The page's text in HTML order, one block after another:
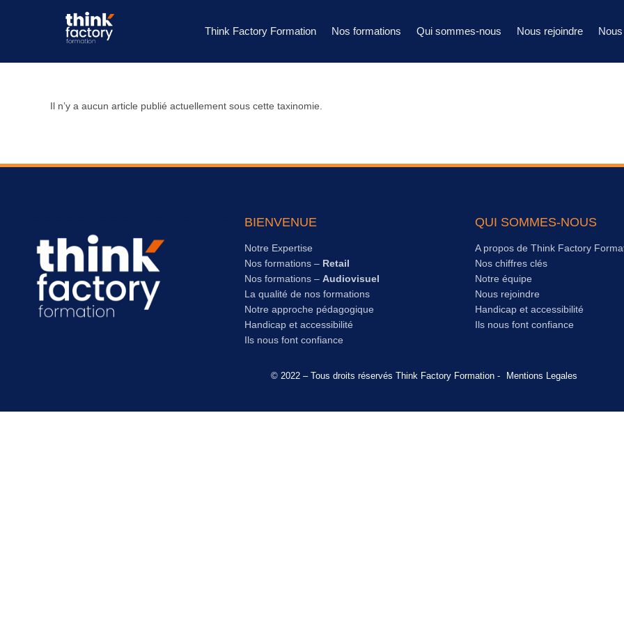
Think Factory Formation Nos formations Qui sommes-nous Nous rejoindre
Il n’y a aucun article publié actuellement sous cette taxinomie.
BIENVENUE
Notre Expertise
Nos formations – Retail
Nos formations – Audiovisuel
La qualité de nos formations
Notre approche pédagogique
Handicap et accessibilité
Ils nous font confiance
QUI SOMMES-NOUS
A propos de Think Factory
Nos chiffres clés
Notre équipe
Nous rejoindre
Handicap et accessibilité
Ils nous font confiance
© 2022 – Tous droits réservés Think Factory Formation - Mentions Legales